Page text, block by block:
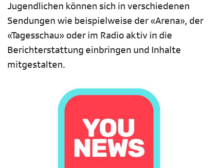
Jugendlichen können sich in verschiedenen
Sendungen wie beispielweise der «Arena», der
«Tagesschau» oder im Radio aktiv in die
Berichterstattung einbringen und Inhalte
mitgestalten.